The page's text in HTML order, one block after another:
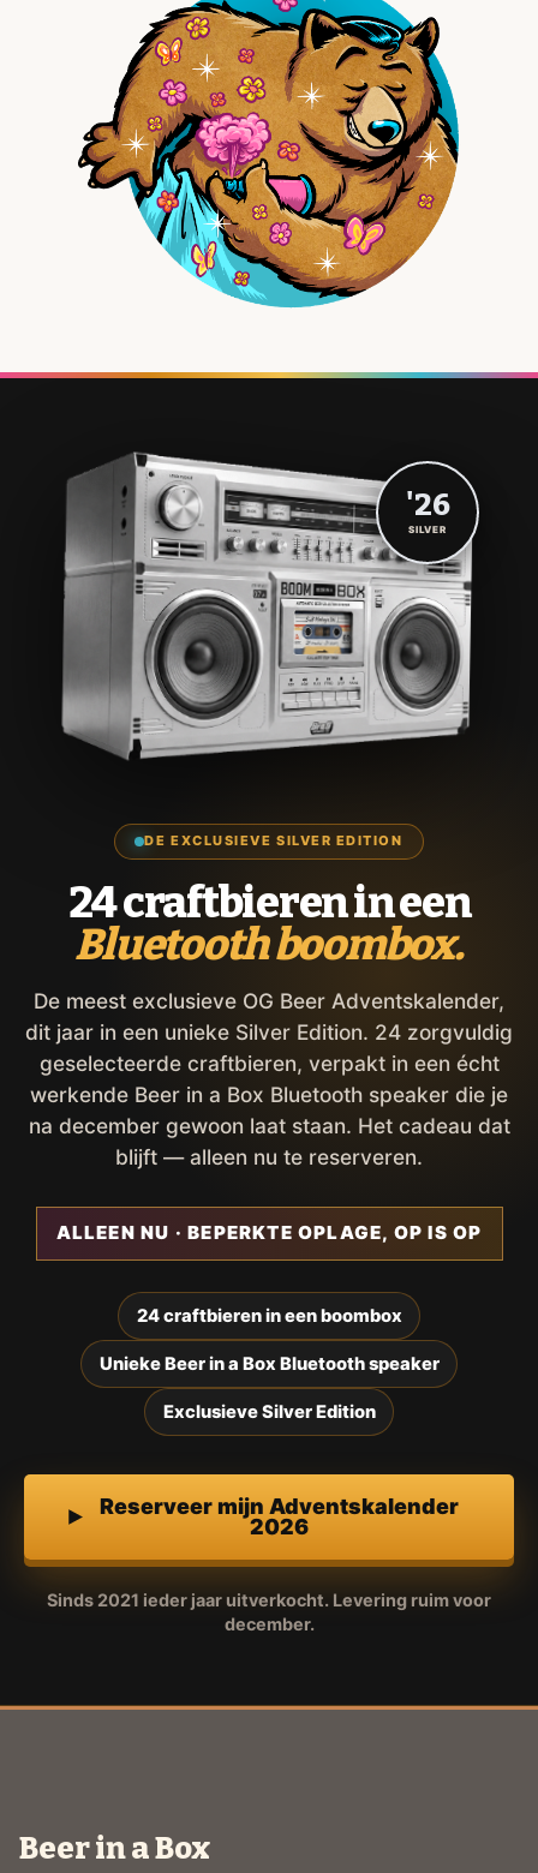
DE EXCLUSIEVE SILVER EDITION
24 craftbieren in een
Bluetooth boombox.
De meest exclusieve OG Beer Adventskalender,
dit jaar in een unieke Silver Edition. 24 zorgvuldig
geselecteerde craftbieren, verpakt in een écht
werkende Beer in a Box Bluetooth speaker die je
na december gewoon laat staan. Het cadeau dat
blijft — alleen nu te reserveren.
ALLEEN NU · BEPERKTE OPLAGE, OP IS OP
24 craftbieren in een boombox
Unieke Beer in a Box Bluetooth speaker
Exclusieve Silver Edition
Reserveer mijn Adventskalender
2026
Sinds 2021 ieder jaar uitverkocht. Levering ruim voor
december.
'26
SILVER
Beer in a Box